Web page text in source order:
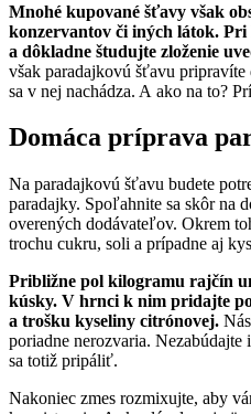
Mnohé kupované šťavy však
konzervantov či iných látok. Pri
a dôkladne študujte zloženie
však paradajkovú šťavu pripravíte
sa v nej nachádza. A ako na to?
Domáca príprava
Na paradajkovú šťavu budete
paradajky. Spoľahnite sa skôr na
overených dodávateľov. Okrem
trochu cukru, soli a prípadne aj
Približne pol kilogramu rajčín
kúsky. V hrnci k nim pridajte
a trošku kyseliny citrónovej.
poriadne nerozvaria.
sa totiž pripáliť.
Nakoniec zmes rozmixujte, aby